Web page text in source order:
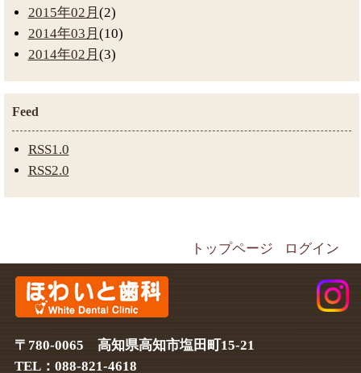
2015年02月 (2)
2014年03月 (10)
2014年02月 (3)
Feed
RSS1.0
RSS2.0
トップページ ログイン
〒780-0065 高知県高知市塩田町15-21
TEL：088-821-4618